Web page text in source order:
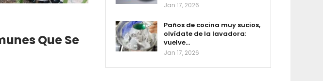
Que Se
Jan 17, 2026
Paños de cocina muy sucios,
olvídate de la lavadora:
vuelve…
Jan 17, 2026